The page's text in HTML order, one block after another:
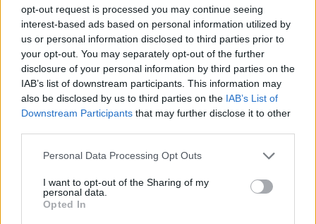
opt-out request is processed you may continue seeing
interest-based ads based on personal information utilized by
us or personal information disclosed to third parties prior to
your opt-out. You may separately opt-out of the further
disclosure of your personal information by third parties on the
IAB’s list of downstream participants. This information may
also be disclosed by us to third parties on the IAB’s List of
Downstream Participants that may further disclose it to other
Personal Data Processing Opt Outs
I want to opt-out of the Sharing of my
personal data.
Opted In
L'Ossese si prepara all'esordio in D: Forzati,
Cabrera, Tesio, Limongelli, Bolzicco e tanti
giovani tra i…
7 Ago 2026
Le 5 sarde ancora nel girone G con 8 squadre
laziali, 4 campane e la novità dei molisani del
Venafro
Coppa Italia: Aranova-Ossese il 23, i derby
Budoni-Latte Dolce e COS-Monastir il 30
6 Ago 2026